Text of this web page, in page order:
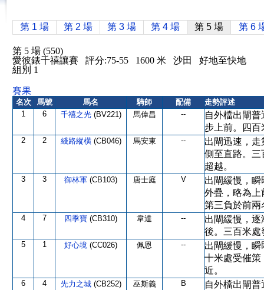
第 1 場 第 2 場 第 3 場 第 4 場 第 5 場 第 6
第 5 場 (550)
愛彼錶千禧讓賽 評分:75-55 1600 米 沙田 好地至快地
組別 1
賽果
名次 馬號 馬名 騎師 配備
走勢評述
1
6 千禧之光 (BV221) 馬偉昌 --
自外檔出閘
步上前。四百
2 2 綫路縱橫 (CB046) 馬安東 --
出閘迅速，
側至直路。三
超越。
3 3 御林軍 (CB103) 唐士庭 V
出閘緩慢，
外疊，略為上
第三負於前兩
4 7 四季寶 (CB310) 韋達 --
出閘緩慢，
後。三百米處
5 1 好心境 (CC026) 佩恩 --
出閘緩慢，
十米處受催策
近。
6 4 先力之城 (CB252) 巫斯義 B
自外檔出閘